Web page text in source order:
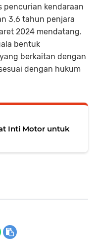
pencurian kendaraan
3,6 tahun penjara
2024 mendatang.
bentuk
berkaitan dengan
dengan hukum
Inti Motor untuk